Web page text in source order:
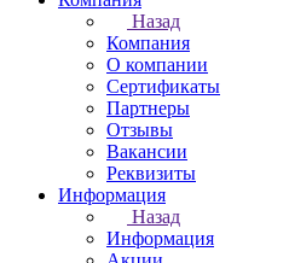
Назад
Компания
О компании
Сертификаты
Партнеры
Отзывы
Вакансии
Реквизиты
Информация
Назад
Информация